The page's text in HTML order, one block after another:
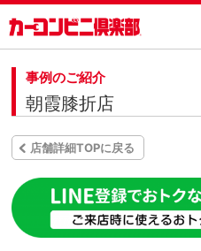
事例のご紹介
朝霞膝折店
店舗詳細TOPに戻る